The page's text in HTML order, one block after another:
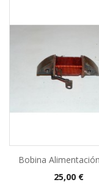
Bobina
Precio
25,00 €